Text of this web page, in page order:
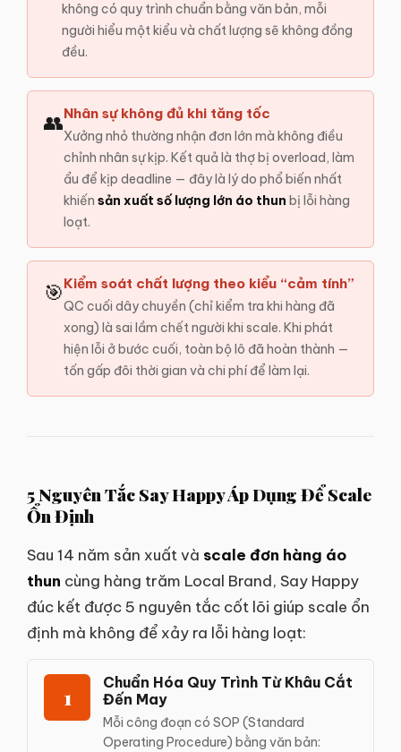
không có quy trình chuẩn bằng văn bản, mỗi
người hiểu một kiểu và chất lượng sẽ không đồng
đều.
👥Nhân sự không đủ khi tăng tốc
Xưởng nhỏ thường nhận đơn lớn mà không điều
chỉnh nhân sự kịp. Kết quả là thợ bị overload, làm
ẩu để kịp deadline — đây là lý do phổ biến nhất
khiến sản xuất số lượng lớn áo thun bị lỗi hàng
loạt.
🎯Kiểm soát chất lượng theo kiểu “cảm tính”
QC cuối dây chuyền (chỉ kiểm tra khi hàng đã
xong) là sai lầm chết người khi scale. Khi phát
hiện lỗi ở bước cuối, toàn bộ lô đã hoàn thành —
tốn gấp đôi thời gian và chi phí để làm lại.
5 Nguyên Tắc Say Happy Áp Dụng Để Scale
Ổn Định
Sau 14 năm sản xuất và scale đơn hàng áo
thun cùng hàng trăm Local Brand, Say Happy
đúc kết được 5 nguyên tắc cốt lõi giúp scale ổn
định mà không để xảy ra lỗi hàng loạt:
1
Chuẩn Hóa Quy Trình Từ Khâu Cắt
Đến May
Mỗi công đoạn có SOP (Standard
Operating Procedure) bằng văn bản: